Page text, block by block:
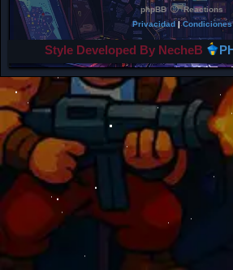
phpBB
Reactions
Privacidad|Condiciones
Style Developed By NecheB